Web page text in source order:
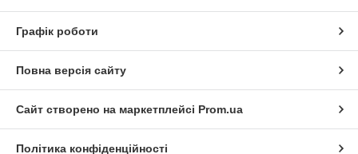
Графік роботи
Повна версія сайту
Сайт створено на маркетплейсі Prom.ua
Політика конфіденційності